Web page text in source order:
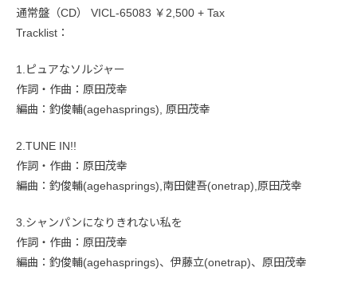
通常盤（CD） VICL-65083 ￥2,500 + Tax
Tracklist：
1.ピュアなソルジャー
作詞・作曲：原田茂幸
編曲：釣俊輔(agehasprings), 原田茂幸
2.TUNE IN!!
作詞・作曲：原田茂幸
編曲：釣俊輔(agehasprings),南田健吾(onetrap),原田茂幸
3.シャンパンになりきれない私を
作詞・作曲：原田茂幸
編曲：釣俊輔(agehasprings)、伊藤立(onetrap)、原田茂幸